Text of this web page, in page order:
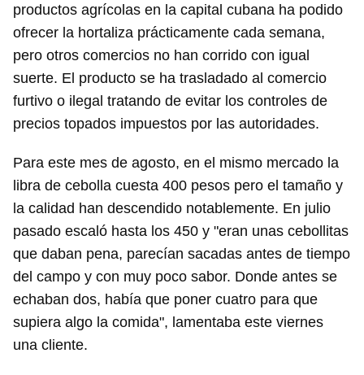
productos agrícolas en la capital cubana ha podido
ofrecer la hortaliza prácticamente cada semana,
pero otros comercios no han corrido con igual
suerte. El producto se ha trasladado al comercio
furtivo o ilegal tratando de evitar los controles de
precios topados impuestos por las autoridades.
Para este mes de agosto, en el mismo mercado la
libra de cebolla cuesta 400 pesos pero el tamaño y
la calidad han descendido notablemente. En julio
pasado escaló hasta los 450 y "eran unas cebollitas
que daban pena, parecían sacadas antes de tiempo
del campo y con muy poco sabor. Donde antes se
echaban dos, había que poner cuatro para que
supiera algo la comida", lamentaba este viernes
una cliente.